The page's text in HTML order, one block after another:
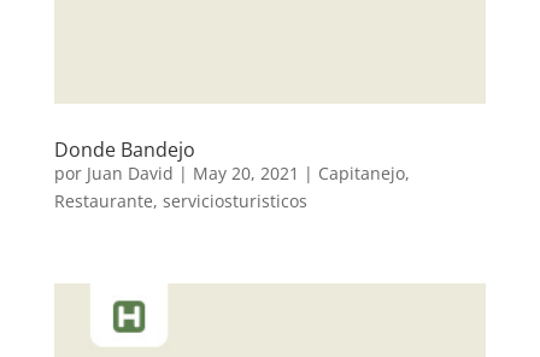
Donde Bandejo
por Juan David | May 20, 2021 | Capitanejo,
Restaurante, serviciosturisticos